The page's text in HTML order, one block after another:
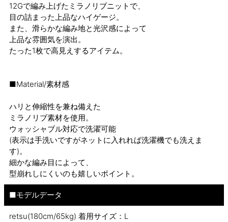
12Gで編み上げたミラノリブニットで、
目の詰まった上品なハイゲージ。
また、滑らかな編み地と光沢感によって
上品な雰囲気を演出。
たった1枚で高見えするアイテム。
■Material/素材感
ハリと伸縮性を兼ね備えた
ミラノリブ素材を使用。
ウォッシャブル対応で洗濯可能
(表示は手洗いですがネットに入れれば洗濯機でも洗えま
す)。
細かな編み目によって、
型崩れしにくいのも嬉しいポイント。
■モデルデータ
retsu(180cm/65kg) 着用サイズ：L